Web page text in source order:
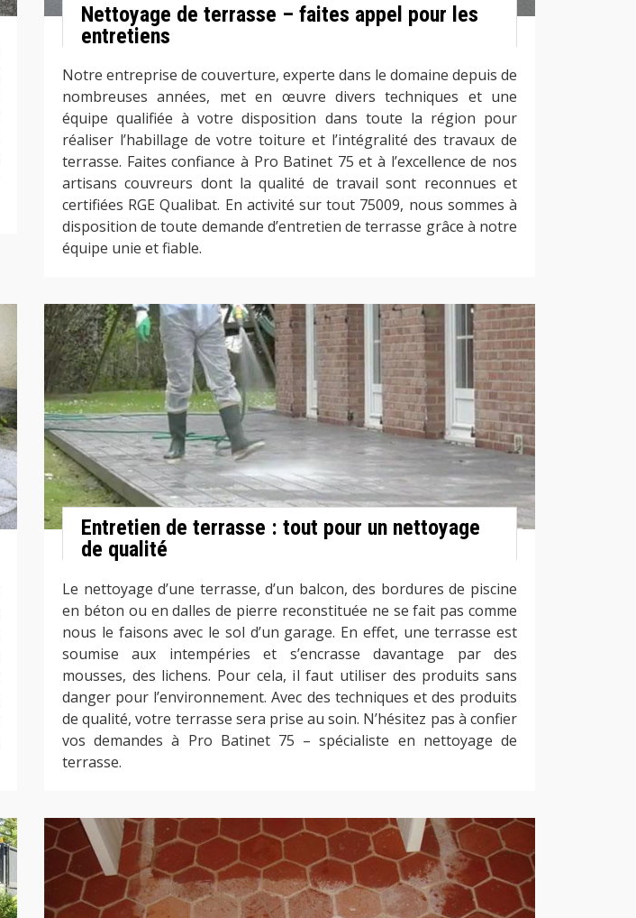
Nettoyage de terrasse – faites appel pour les
entretiens
Notre entreprise de couverture, experte dans le domaine depuis de
nombreuses années, met en œuvre divers techniques et une
équipe qualifiée à votre disposition dans toute la région pour
réaliser l’habillage de votre toiture et l’intégralité des travaux de
terrasse. Faites confiance à Pro Batinet 75 et à l’excellence de nos
artisans couvreurs dont la qualité de travail sont reconnues et
certifiées RGE Qualibat. En activité sur tout 75009, nous sommes à
disposition de toute demande d’entretien de terrasse grâce à notre
équipe unie et fiable.
Entretien de terrasse : tout pour un nettoyage
de qualité
Le nettoyage d’une terrasse, d’un balcon, des bordures de piscine
en béton ou en dalles de pierre reconstituée ne se fait pas comme
nous le faisons avec le sol d’un garage. En effet, une terrasse est
soumise aux intempéries et s’encrasse davantage par des
mousses, des lichens. Pour cela, il faut utiliser des produits sans
danger pour l’environnement. Avec des techniques et des produits
de qualité, votre terrasse sera prise au soin. N’hésitez pas à confier
vos demandes à Pro Batinet 75 – spécialiste en nettoyage de
terrasse.